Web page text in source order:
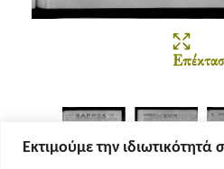
Εκτιμούμε την ιδιωτικότητά